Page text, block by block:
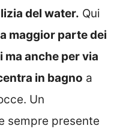
del water. Qui
maggior parte dei
anche per via
in bagno a
Un
sempre presente